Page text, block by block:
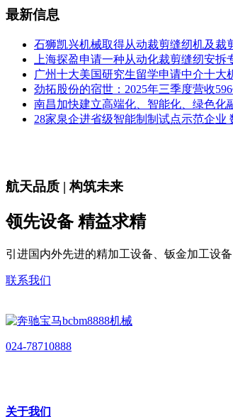
最新信息
石狮凯兴机械取得从动裁剪缝纫机及裁
上海探盈申请一种从动化裁剪缝纫安拆
广州十大美国研究生留学申请中介十大
劲拓股份的宿世：2025年三季度营收
南昌加快建立高端化、智能化、绿色化
28家泉企进省级智能制制试点示范企业
航天品质 | 构筑未来
领先设备 精益求精
引进国内外先进的精加工设备、钣金加工设
联系我们
024-78710888
关于我们